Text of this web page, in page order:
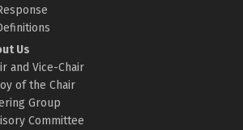
Us
and Vice-Chair
of the Chair
Group
Committee